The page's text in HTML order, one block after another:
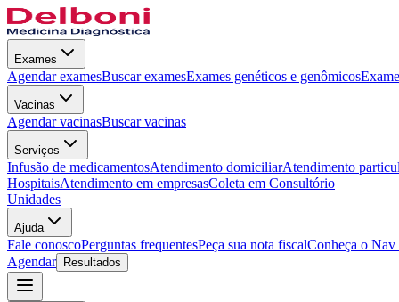
Exames
Agendar examesBuscar examesExames genéticos e genômicos
Vacinas
Agendar vacinasBuscar vacinas
Serviços
Infusão de medicamentosAtendimento domiciliarAtendimento
HospitaisAtendimento em empresasColeta em Consultório
Unidades
Ajuda
Fale conoscoPerguntas frequentesPeça sua nota fiscalConheça o Nav
Agendar
Resultados